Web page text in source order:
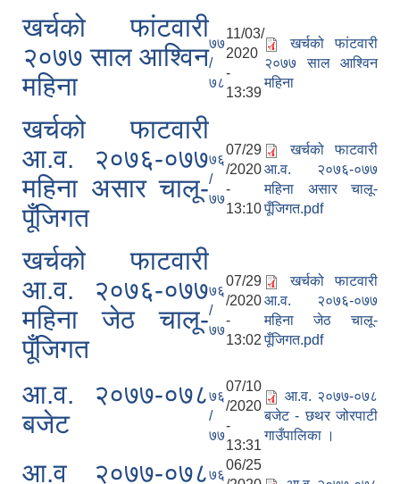
खर्चको फांटवारी
२०७७ साल आश्‍विन
महिना
७७
/
७८
11/03/
2020
-
13:39
खर्चको फांटवारी
२०७७ साल आश्‍विन
महिना
खर्चको फाटवारी
आ.व. २०७६-०७७
महिना असार चालू-
पूँजिगत
७६
/
७७
07/29
/2020
-
13:10
खर्चको फाटवारी
आ.व. २०७६-०७७
महिना असार चालू-
पूँजिगत.pdf
खर्चको फाटवारी
आ.व. २०७६-०७७
महिना जेठ चालू-
पूँजिगत
७६
/
७७
07/29
/2020
-
13:02
खर्चको फाटवारी
आ.व. २०७६-०७७
महिना जेठ चालू-
पूँजिगत.pdf
आ‍.व. २०७७-०७८
बजेट
७६
/
७७
07/10
/2020
-
13:31
आ‍.व. २०७७-०७८
बजेट - छथर जोरपाटी
गाउँपालिका ।
आ.व २०७७-०७८७६
06/25